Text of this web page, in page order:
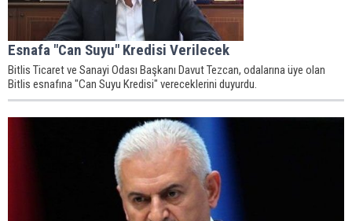
Esnafa "Can Suyu" Kredisi Verilecek
​Bitlis Ticaret ve Sanayi Odası Başkanı Davut Tezcan, odalarına üye olan
Bitlis esnafına "Can Suyu Kredisi" vereceklerini duyurdu.